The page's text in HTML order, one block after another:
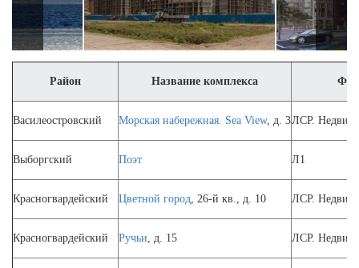
Район Название комплекса
Василеостровский Морская набережная. Sea View, д. 3ЛСР.
Выборгский Поэт Л1
Красногвардейский Цветной город, 26-й кв., д. 10 ЛСР.
Красногвардейский Ручьи, д. 15 ЛСР.